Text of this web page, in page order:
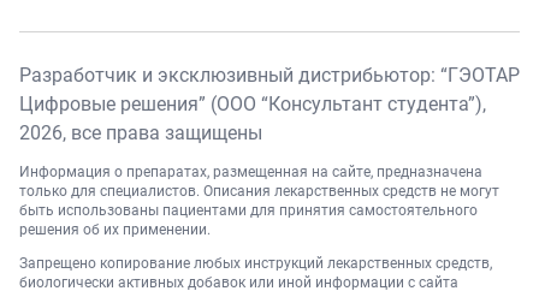
Разработчик и эксклюзивный дистрибьютор: “ГЭОТАР
Цифровые решения” (ООО “Консультант студента”),
2026, все права защищены
Информация о препаратах, размещенная на сайте, предназначена
только для специалистов. Описания лекарственных средств не могут
быть использованы пациентами для принятия самостоятельного
решения об их применении.
Запрещено копирование любых инструкций лекарственных средств,
биологически активных добавок или иной информации с сайта